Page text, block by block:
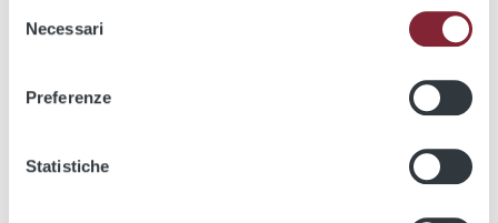
delNecessari
Preferenze
Statistiche
Nuova +Roma contactless card